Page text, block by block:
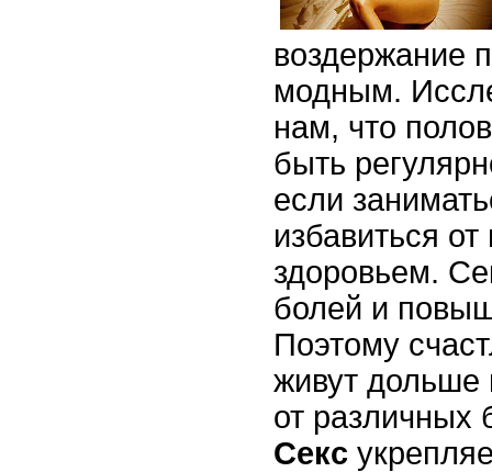
воздержание
модным.
нам, что
быть
если
избавиться
здоровьем.
болей и
Поэтому
живут
от различных
Секс